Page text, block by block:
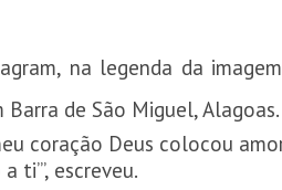
na legenda da
de São Miguel, Alagoas.
coração Deus colocou
ti’”, escreveu.